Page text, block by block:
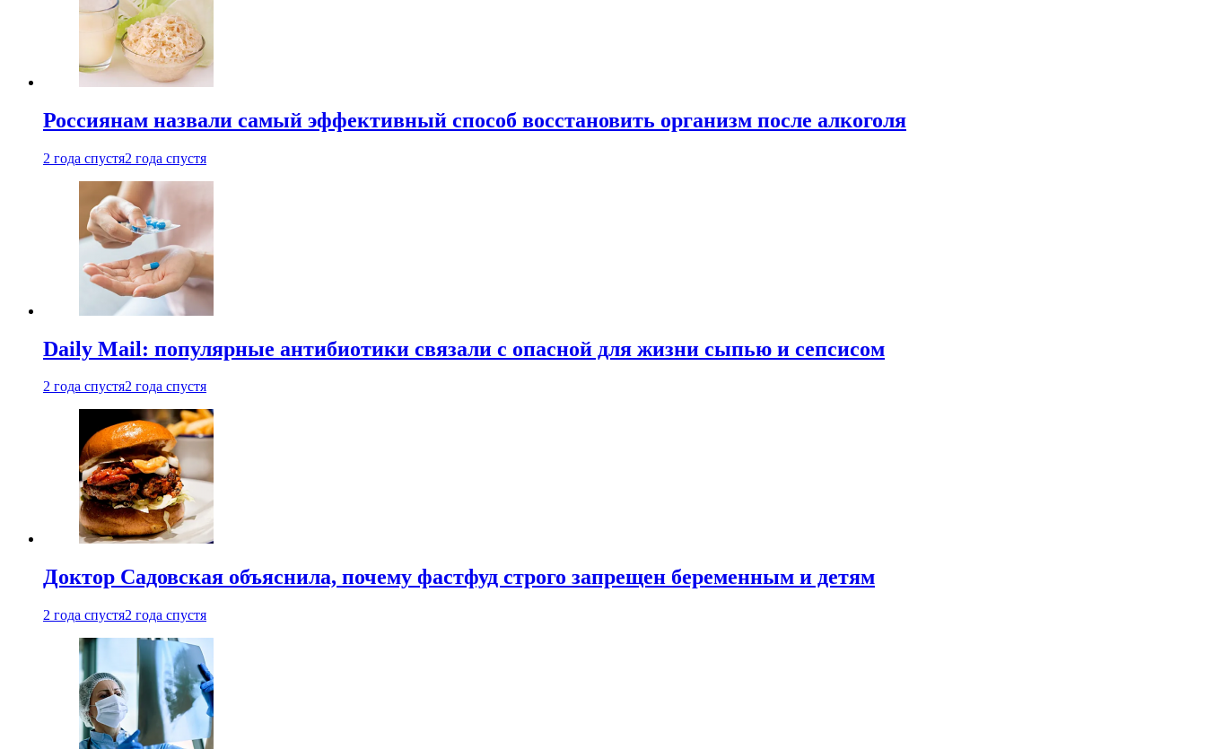
Россиянам назвали самый эффективный способ восстановить организм после алкоголя
2 года спустя2 года спустя
Daily Mail: популярные антибиотики связали с опасной для жизни сыпью и сепсисом
2 года спустя2 года спустя
Доктор Садовская объяснила, почему фастфуд строго запрещен беременным и детям
2 года спустя2 года спустя